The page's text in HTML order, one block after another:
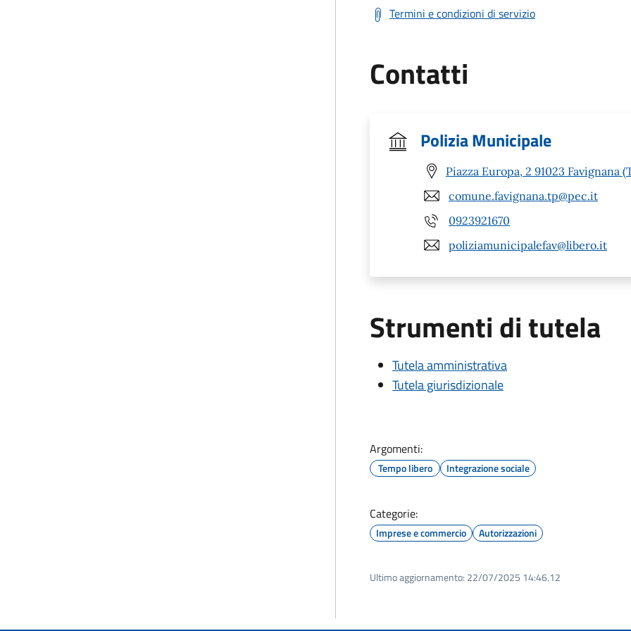
Termini e condizioni di servizio
Contatti
Polizia Municipale
Piazza Europa, 2 91023 Favignana
comune.favignana.tp@pec.it
0923921670
poliziamunicipalefav@libero.it
Strumenti di tutela
Tutela amministrativa
Tutela giurisdizionale
Argomenti:
Tempo libero Integrazione sociale
Categorie:
Imprese e commercio Autorizzazioni
Ultimo aggiornamento: 22/07/2025 14:46.12